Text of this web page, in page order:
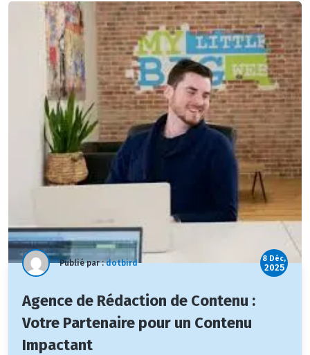
Publié par :dotbird 8 Déc,
2025
Agence de Rédaction de Contenu :
Votre Partenaire pour un Contenu
Impactant